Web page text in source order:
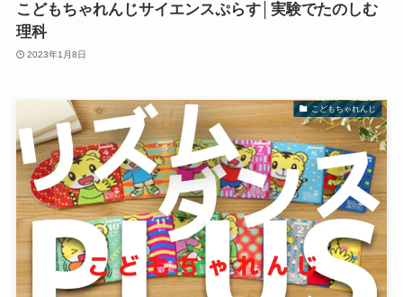
こどもちゃれんじサイエンスぷらす│実験でたのしむ
理科
2023年1月8日
こどもちゃれんじ